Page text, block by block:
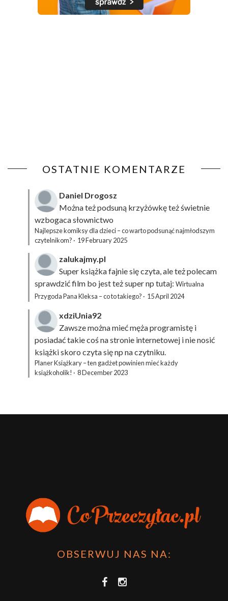
OSTATNIE KOMENTARZE
Daniel Drogosz
Można też podsuną krzyżówkęteż świetnie
wzbogaca słownictwo
Najlepsze komiksy dla dzieci – co warto podsunąć najmłodszym
czytelnikom? · 19 February 2025
zalukajmy.pl
Super książka fajnie się czyta, ale też polecam
sprawdzić film bo jest też super np tutaj: Wirtualna
Przygoda Pana Kleksa – co to takiego? · 15 April 2024
xdziUnia92
Zawsze można mieć męża programistę i
posiadać takie coś na stronie internetowej i nie nosić
książki skoro czyta się np na czytniku.
Planer Książkary – ten gadżet powinien mieć każdy
książkoholik! · 8 December 2023
OBSERWUJ NAS NA: